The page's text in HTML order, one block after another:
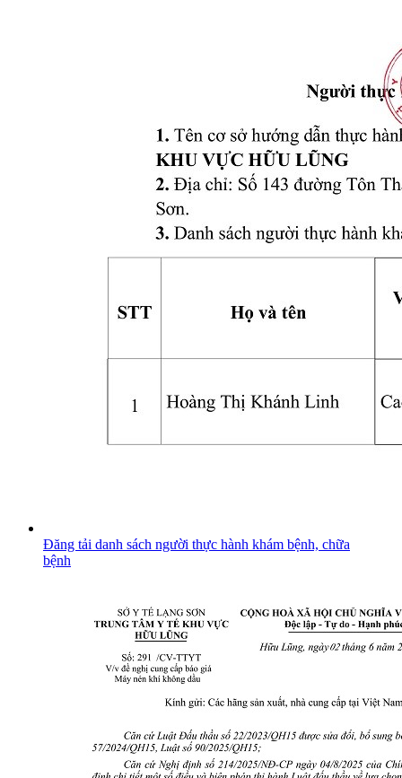
Đăng tải danh sách người thực hành khám bệnh, chữa
bệnh